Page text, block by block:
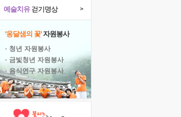
예술치유걷기명상 >
'옹달샘의 꽃'자원봉사
· 청년 자원봉사
· 금빛청년 자원봉사
· 음식연구 자원봉사